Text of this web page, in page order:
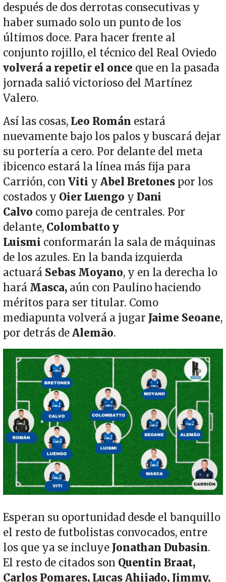
después de dos derrotas consecutivas y
haber sumado solo un punto de los
últimos doce. Para hacer frente al
conjunto rojillo, el técnico del Real Oviedo
volverá a repetir el once que en la pasada
jornada salió victorioso del Martínez
Valero.
Así las cosas, Leo Román estará
nuevamente bajo los palos y buscará dejar
su portería a cero. Por delante del meta
ibicenco estará la línea más fija para
Carrión, con Viti y Abel Bretones por los
costados y Oier Luengo y Dani
Calvo como pareja de centrales. Por
delante, Colombatto y
Luismi conformarán la sala de máquinas
de los azules. En la banda izquierda
actuará Sebas Moyano, y en la derecha lo
hará Masca, aún con Paulino haciendo
méritos para ser titular. Como
mediapunta volverá a jugar Jaime Seoane,
por detrás deAlemão.
Imagen
Esperan su oportunidad desde el banquillo
el resto de futbolistas convocados, entre
los que ya se incluye Jonathan Dubasin.
El resto de citados son Quentin Braat,
Carlos Pomares, Lucas Ahijado, Jimmy,